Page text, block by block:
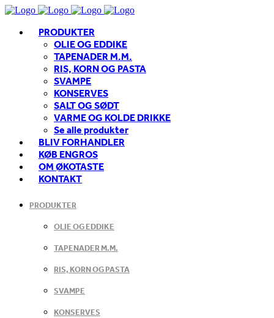
PRODUKTER
OLIE OG EDDIKE
TAPENADER M.M.
RIS, KORN OG PASTA
SVAMPE
KONSERVES
SALT OG SØDT
VARME OG KOLDE DRIKKE
Se alle produkter
BLIV FORHANDLER
KØB ENGROS
OM ØKOTASTE
KONTAKT
PRODUKTER
OLIE OG EDDIKE
TAPENADER M.M.
RIS, KORN OG PASTA
SVAMPE
KONSERVES